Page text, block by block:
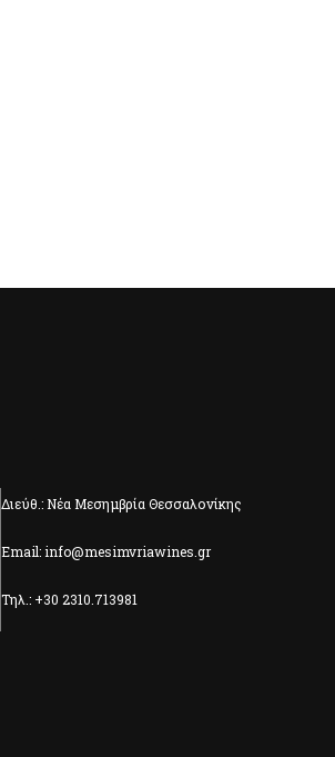
Διεύθ.: Νέα Μεσημβρία Θεσσαλονίκης
Email: info@mesimvriawines.gr
Τηλ.: +30 2310.713981